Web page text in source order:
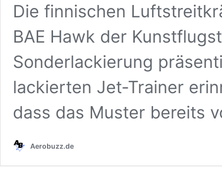
Die finnischen
BAE Hawk der
Sonderlackierung
lackierten Jet-Trainer
dass das Muster bereits
Aerobuzz.de